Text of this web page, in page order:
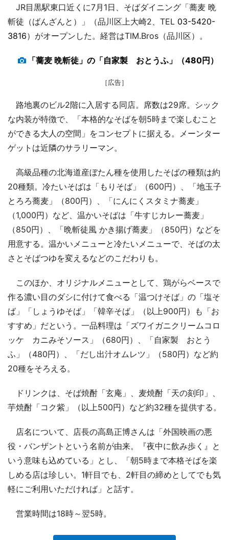
JR目黒駅東口近くに7月1日、そばダイニング「蕎麦 晩
斬徒（ばんざんと）」（品川区上大崎2、TEL 03-5420-
3816）がオープンした。経営はTIM.Bros（品川区）。
「蕎麦 晩斬徒」の「自家製 おとうふ」（480円）
［広告］
路地裏のビル2階に入居する同店。席数は29席。シック
な内装が特徴で、「本格的なそばを朝5時まで楽しむこと
ができる大人の空間」をコンセプトに据える。メーンター
ゲットは近隣のサラリーマン。
高級品種の北海道産ぼたん種を使用したそばの種類は約
20種類。冷たいそばは「もりそば」（600円）、「地玉子
とろろ蕎麦」（800円）、「にんにくスタミナ蕎麦」
（1,000円）など、温かいそばは「牛すじカレー蕎麦」
（850円）、「晩斬徒風 かき揚げ蕎麦」（850円）などを
用意する。温かいメニューと冷たいメニューで、そばの太
さとそばつゆを変えるなどのこだわりも。
このほか、オリジナルメニューとして、鶏がらベースで
作る濃い目のダシに付けて食べる「温つけそば」の「塩そ
ば」「しょうゆそば」「韓辛そば」（以上900円）も「お
すすめ」だという。一品料理は「ズワイガニクリームコロ
ッケ カニみそソース」（680円）、「自家製 おとう
ふ」（480円）、「だし出汁オムレツ」（580円）など約
20種をそろえる。
ドリンクは、そば焼酎「玄庵」、麦焼酎「天の刻印」、
芋焼酎「コク紫」（以上500円）など約32種を提供する。
店名について、店長の高島正博さんは「外国映画の悪
役・バンザントという名前が由来。『夜中に飲み歩く』と
いう意味も込めている」とし、「朝5時まで本格そばを楽
しめる店は珍しい。1軒目でも、2軒目の締めとしてでも気
軽にご利用いただければ」と話す。
営業時間は18時～翌5時。